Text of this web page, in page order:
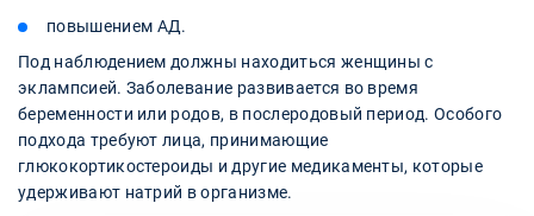
повышением АД.
Под наблюдением должны находиться женщины с
эклампсией. Заболевание развивается во время
беременности или родов, в послеродовый период. Особого
подхода требуют лица, принимающие
глюкокортикостероиды и другие медикаменты, которые
удерживают натрий в организме.